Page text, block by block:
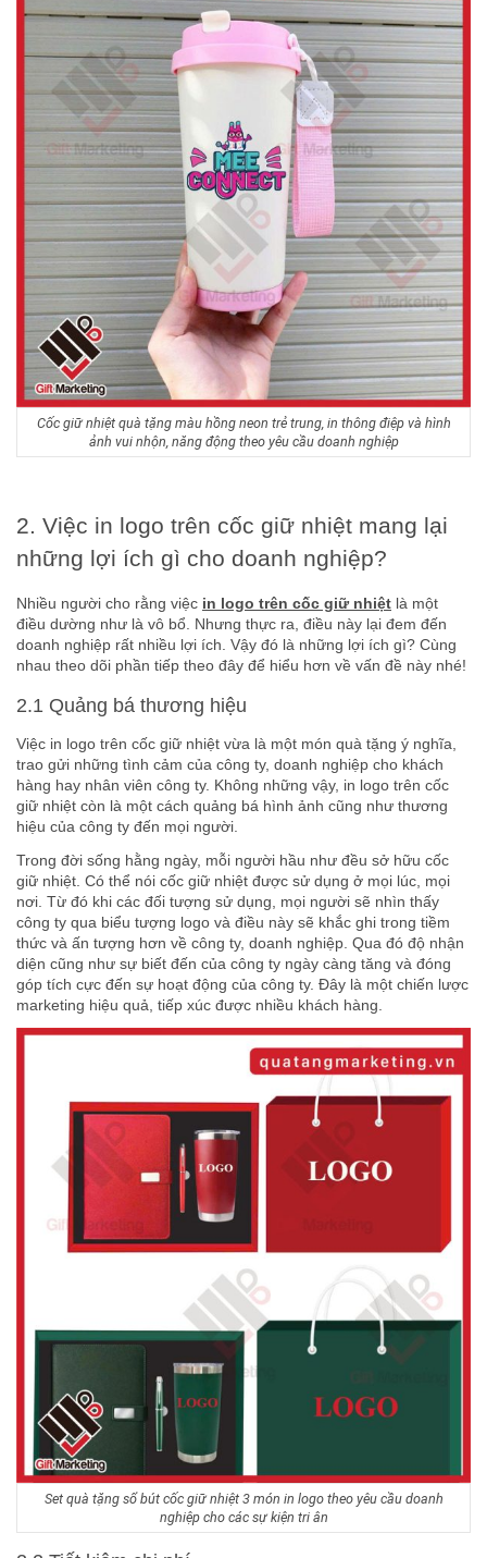
Cốc giữ nhiệt quà tặng màu hồng neon trẻ trung, in thông điệp và hình
ảnh vui nhộn, năng động theo yêu cầu doanh nghiệp
2. Việc in logo trên cốc giữ nhiệt mang lại
những lợi ích gì cho doanh nghiệp?
Nhiều người cho rằng việc in logo trên cốc giữ nhiệt là một
điều dường như là vô bổ. Nhưng thực ra, điều này lại đem đến
doanh nghiệp rất nhiều lợi ích. Vậy đó là những lợi ích gì? Cùng
nhau theo dõi phần tiếp theo đây để hiểu hơn về vấn đề này nhé!
2.1 Quảng bá thương hiệu
Việc in logo trên cốc giữ nhiệt vừa là một món quà tặng ý nghĩa,
trao gửi những tình cảm của công ty, doanh nghiệp cho khách
hàng hay nhân viên công ty. Không những vậy, in logo trên cốc
giữ nhiệt còn là một cách quảng bá hình ảnh cũng như thương
hiệu của công ty đến mọi người.
Trong đời sống hằng ngày, mỗi người hầu như đều sở hữu cốc
giữ nhiệt. Có thể nói cốc giữ nhiệt được sử dụng ở mọi lúc, mọi
nơi. Từ đó khi các đối tượng sử dụng, mọi người sẽ nhìn thấy
công ty qua biểu tượng logo và điều này sẽ khắc ghi trong tiềm
thức và ấn tượng hơn về công ty, doanh nghiệp. Qua đó độ nhận
diện cũng như sự biết đến của công ty ngày càng tăng và đóng
góp tích cực đến sự hoạt động của công ty. Đây là một chiến lược
marketing hiệu quả, tiếp xúc được nhiều khách hàng.
Set quà tặng sổ bút cốc giữ nhiệt 3 món in logo theo yêu cầu doanh
nghiệp cho các sự kiện tri ân